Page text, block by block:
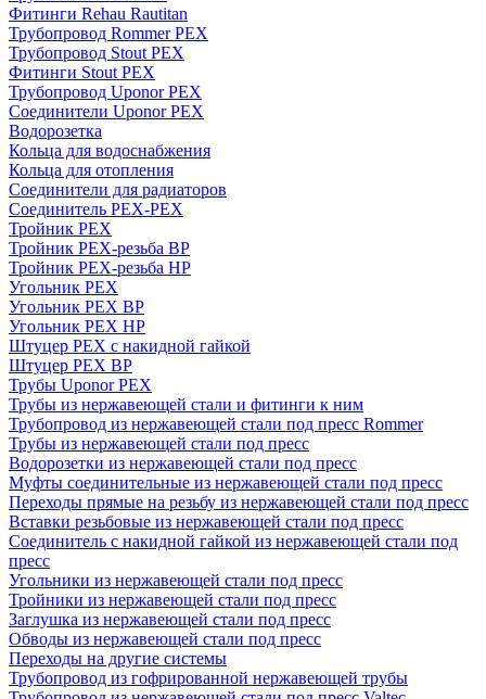
Фитинги Rehau Rautitan
Трубопровод Rommer PEX
Трубопровод Stout PEX
Фитинги Stout PEX
Трубопровод Uponor PEX
Соединители Uponor PEX
Водорозетка
Кольца для водоснабжения
Кольца для отопления
Соединители для радиаторов
Соединитель PEX-PEX
Тройник PEX
Тройник PEX-резьба ВР
Тройник PEX-резьба НР
Угольник PEX
Угольник PEX ВР
Угольник PEX НР
Штуцер PEX c накидной гайкой
Штуцер PEX ВР
Трубы Uponor PEX
Трубы из нержавеющей стали и фитинги к ним
Трубопровод из нержавеющей стали под пресс Rommer
Трубы из нержавеющей стали под пресс
Водорозетки из нержавеющей стали под пресс
Муфты соединительные из нержавеющей стали под пресс
Переходы прямые на резьбу из нержавеющей стали под пресс
Вставки резьбовые из нержавеющей стали под пресс
Соединитель с накидной гайкой из нержавеющей стали под
пресс
Угольники из нержавеющей стали под пресс
Тройники из нержавеющей стали под пресс
Заглушка из нержавеющей стали под пресс
Обводы из нержавеющей стали под пресс
Переходы на другие системы
Трубопровод из гофрированной нержавеющей трубы